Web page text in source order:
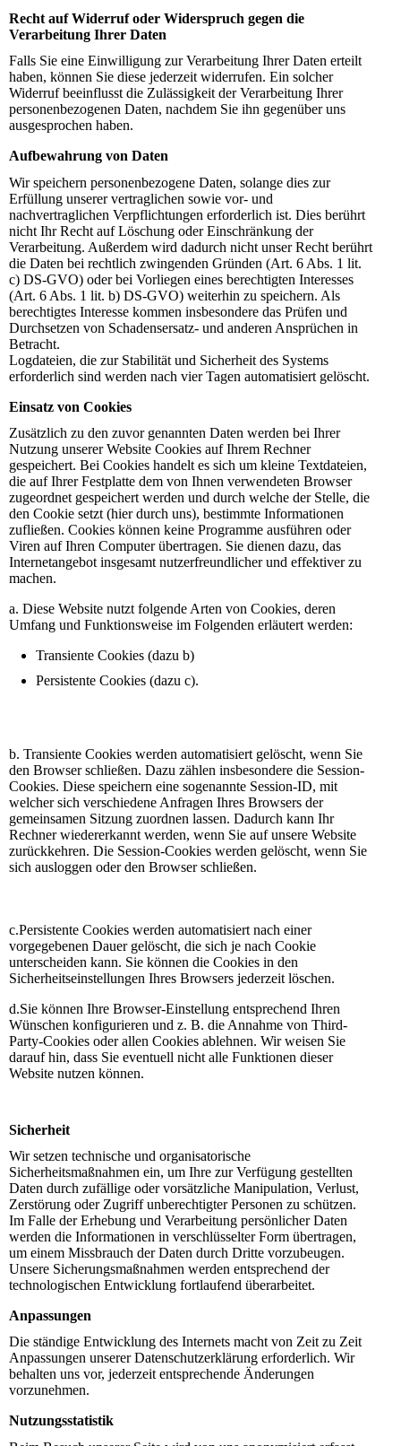
Recht auf Widerruf oder Widerspruch gegen die
Verarbeitung Ihrer Daten
Falls Sie eine Einwilligung zur Verarbeitung Ihrer Daten erteilt
haben, können Sie diese jederzeit widerrufen. Ein solcher
Widerruf beeinflusst die Zulässigkeit der Verarbeitung Ihrer
personenbezogenen Daten, nachdem Sie ihn gegenüber uns
ausgesprochen haben.
Aufbewahrung von Daten
Wir speichern personenbezogene Daten, solange dies zur
Erfüllung unserer vertraglichen sowie vor- und
nachvertraglichen Verpflichtungen erforderlich ist. Dies berührt
nicht Ihr Recht auf Löschung oder Einschränkung der
Verarbeitung. Außerdem wird dadurch nicht unser Recht berührt
die Daten bei rechtlich zwingenden Gründen (Art. 6 Abs. 1 lit.
c) DS-GVO) oder bei Vorliegen eines berechtigten Interesses
(Art. 6 Abs. 1 lit. b) DS-GVO) weiterhin zu speichern. Als
berechtigtes Interesse kommen insbesondere das Prüfen und
Durchsetzen von Schadensersatz- und anderen Ansprüchen in
Betracht.
Logdateien, die zur Stabilität und Sicherheit des Systems
erforderlich sind werden nach vier Tagen automatisiert gelöscht.
Einsatz von Cookies
Zusätzlich zu den zuvor genannten Daten werden bei Ihrer
Nutzung unserer Website Cookies auf Ihrem Rechner
gespeichert. Bei Cookies handelt es sich um kleine Textdateien,
die auf Ihrer Festplatte dem von Ihnen verwendeten Browser
zugeordnet gespeichert werden und durch welche der Stelle, die
den Cookie setzt (hier durch uns), bestimmte Informationen
zufließen. Cookies können keine Programme ausführen oder
Viren auf Ihren Computer übertragen. Sie dienen dazu, das
Internetangebot insgesamt nutzerfreundlicher und effektiver zu
machen.
a. Diese Website nutzt folgende Arten von Cookies, deren
Umfang und Funktionsweise im Folgenden erläutert werden:
Transiente Cookies (dazu b)
Persistente Cookies (dazu c).
b. Transiente Cookies werden automatisiert gelöscht, wenn Sie
den Browser schließen. Dazu zählen insbesondere die Session-
Cookies. Diese speichern eine sogenannte Session-ID, mit
welcher sich verschiedene Anfragen Ihres Browsers der
gemeinsamen Sitzung zuordnen lassen. Dadurch kann Ihr
Rechner wiedererkannt werden, wenn Sie auf unsere Website
zurückkehren. Die Session-Cookies werden gelöscht, wenn Sie
sich ausloggen oder den Browser schließen.
c.Persistente Cookies werden automatisiert nach einer
vorgegebenen Dauer gelöscht, die sich je nach Cookie
unterscheiden kann. Sie können die Cookies in den
Sicherheitseinstellungen Ihres Browsers jederzeit löschen.
d.Sie können Ihre Browser-Einstellung entsprechend Ihren
Wünschen konfigurieren und z. B. die Annahme von Third-
Party-Cookies oder allen Cookies ablehnen. Wir weisen Sie
darauf hin, dass Sie eventuell nicht alle Funktionen dieser
Website nutzen können.
Sicherheit
Wir setzen technische und organisatorische
Sicherheitsmaßnahmen ein, um Ihre zur Verfügung gestellten
Daten durch zufällige oder vorsätzliche Manipulation, Verlust,
Zerstörung oder Zugriff unberechtigter Personen zu schützen.
Im Falle der Erhebung und Verarbeitung persönlicher Daten
werden die Informationen in verschlüsselter Form übertragen,
um einem Missbrauch der Daten durch Dritte vorzubeugen.
Unsere Sicherungsmaßnahmen werden entsprechend der
technologischen Entwicklung fortlaufend überarbeitet.
Anpassungen
Die ständige Entwicklung des Internets macht von Zeit zu Zeit
Anpassungen unserer Datenschutzerklärung erforderlich. Wir
behalten uns vor, jederzeit entsprechende Änderungen
vorzunehmen.
Nutzungsstatistik